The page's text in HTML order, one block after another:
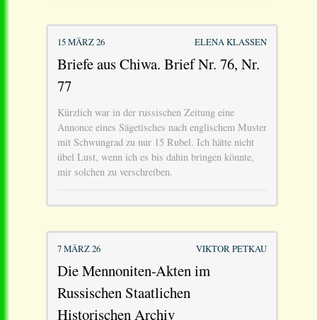
15 MÄRZ 26 ELENA KLASSEN
Briefe aus Chiwa. Brief Nr. 76, Nr.
77
Kürzlich war in der russischen Zeitung eine
Annonce eines Sägetisches nach englischem Muster
mit Schwungrad zu nur 15 Rubel. Ich hätte nicht
übel Lust, wenn ich es bis dahin bringen könnte,
mir solchen zu verschreiben.
7 MÄRZ 26 VIKTOR PETKAU
Die Mennoniten-Akten im
Russischen Staatlichen
Historischen Archiv